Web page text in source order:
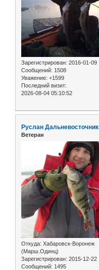
Зарегистрирован: 2016-01-09
Сообщений: 1508
Уважение: +1599
Последний визит:
2026-08-04 05:10:52
Руслан Дальневосточник
Ветеран
Откуда: Хабаровск-Воронеж
(Марш.Одинц)
Зарегистрирован: 2015-12-22
Сообщений: 1495